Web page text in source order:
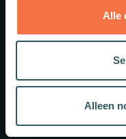
Alle
Alleen
Lid worden
Nieuwsbrieven
Branded content